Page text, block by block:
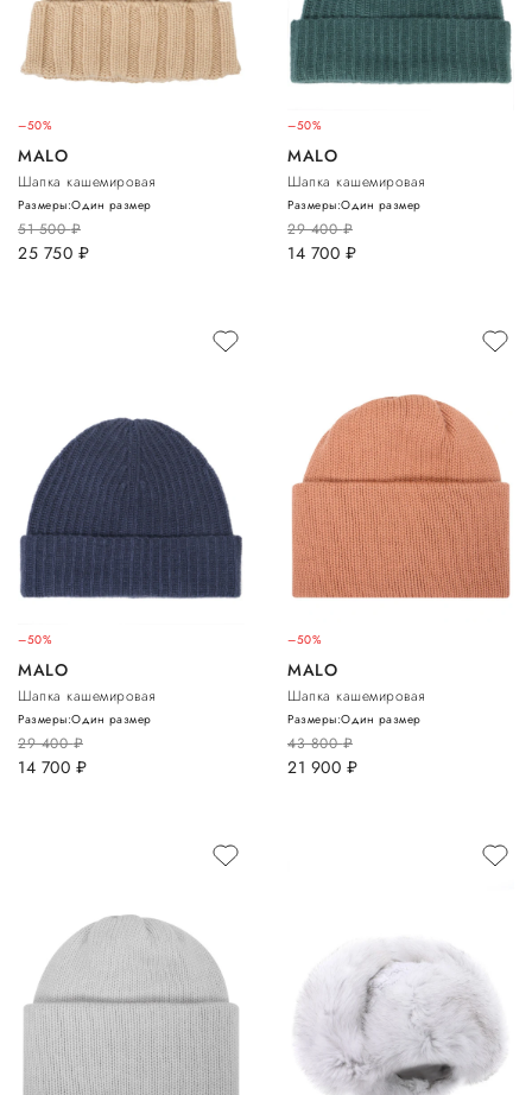
–50%
MALO
Шапка кашемировая
51 500руб.
25 750 руб.
Размеры:Один размер
–50%
MALO
Шапка кашемировая
29 400руб.
14 700 руб.
Размеры:Один размер
–50%
MALO
Шапка кашемировая
29 400руб.
14 700 руб.
Размеры:Один размер
–50%
MALO
Шапка кашемировая
43 800руб.
21 900 руб.
Размеры:Один размер